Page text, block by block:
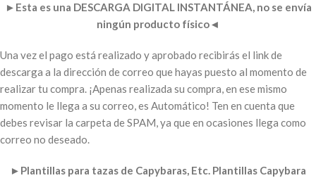
► Esta es una DESCARGA DIGITAL INSTANTÁNEA, no se envía
ningún producto físico◄
Una vez el pago está realizado y aprobado recibirás el link de
descarga a la dirección de correo que hayas puesto al momento de
realizar tu compra. ¡Apenas realizada su compra, en ese mismo
momento le llega a su correo, es Automático! Ten en cuenta que
debes revisar la carpeta de SPAM, ya que en ocasiones llega como
correo no deseado.
► Plantillas para tazas de Capybaras, Etc. Plantillas Capybara